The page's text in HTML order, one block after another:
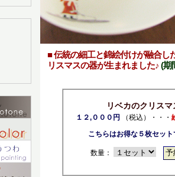
■ 伝統の細工と錦絵付けが融合し
リスマスの器が生まれました♪ (期
リベカのクリス
１２,０００円 （税込）・・・
こちらはお得な５枚セッ
数量：